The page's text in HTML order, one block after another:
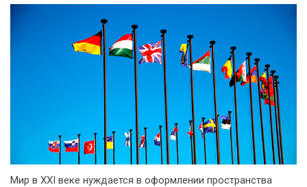
Мир в XXI веке нуждается в оформлении пространства